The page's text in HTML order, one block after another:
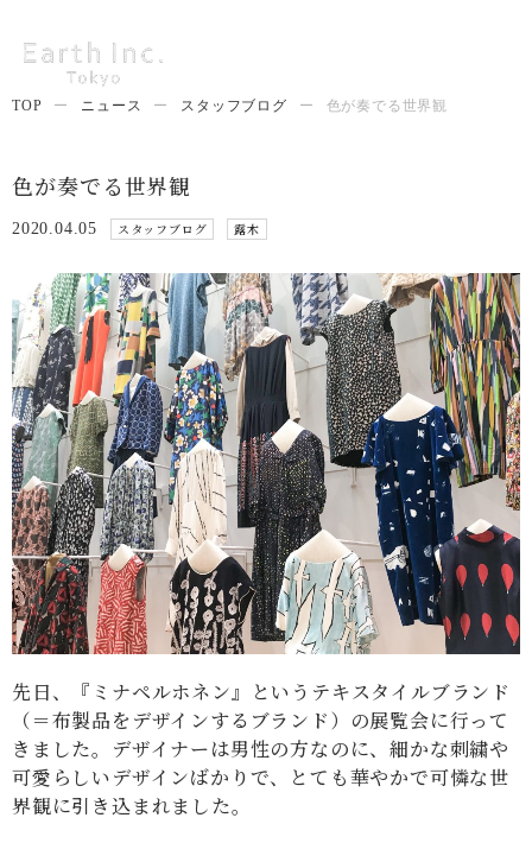
TOP ー ニュース ー スタッフブログ ー 色が奏でる世界観
色が奏でる世界観
2020.04.05 スタッフブログ 露木
先日、『ミナペルホネン』というテキスタイルブランド
（＝布製品をデザインするブランド）の展覧会に行って
きました。デザイナーは男性の方なのに、細かな刺繍や
可愛らしいデザインばかりで、とても華やかで可憐な世
界観に引き込まれました。